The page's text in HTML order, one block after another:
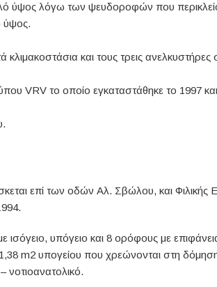
ύψος λόγω των ψευδοροφών που
ύψος.
και τους τρεις ανελκυστήρες
VRV το οποίο εγκαταστάθηκε το 1997
επί των οδών Αλ. Σβώλου, και Φιλικής
με ισόγειο, υπόγειο και 8 ορόφους με
m2 υπογείου που χρεώνονται στη
νοτιοανατολικό.